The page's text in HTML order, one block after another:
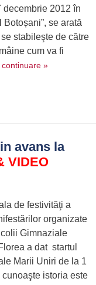
decembrie 2012 în
se arată
stabileşte de către
cum va fi
continuare »
avans la
VIDEO
de festivităţi a
organizate
Gimnaziale
a dat startul
Marii Uniri de la 1
istoria este